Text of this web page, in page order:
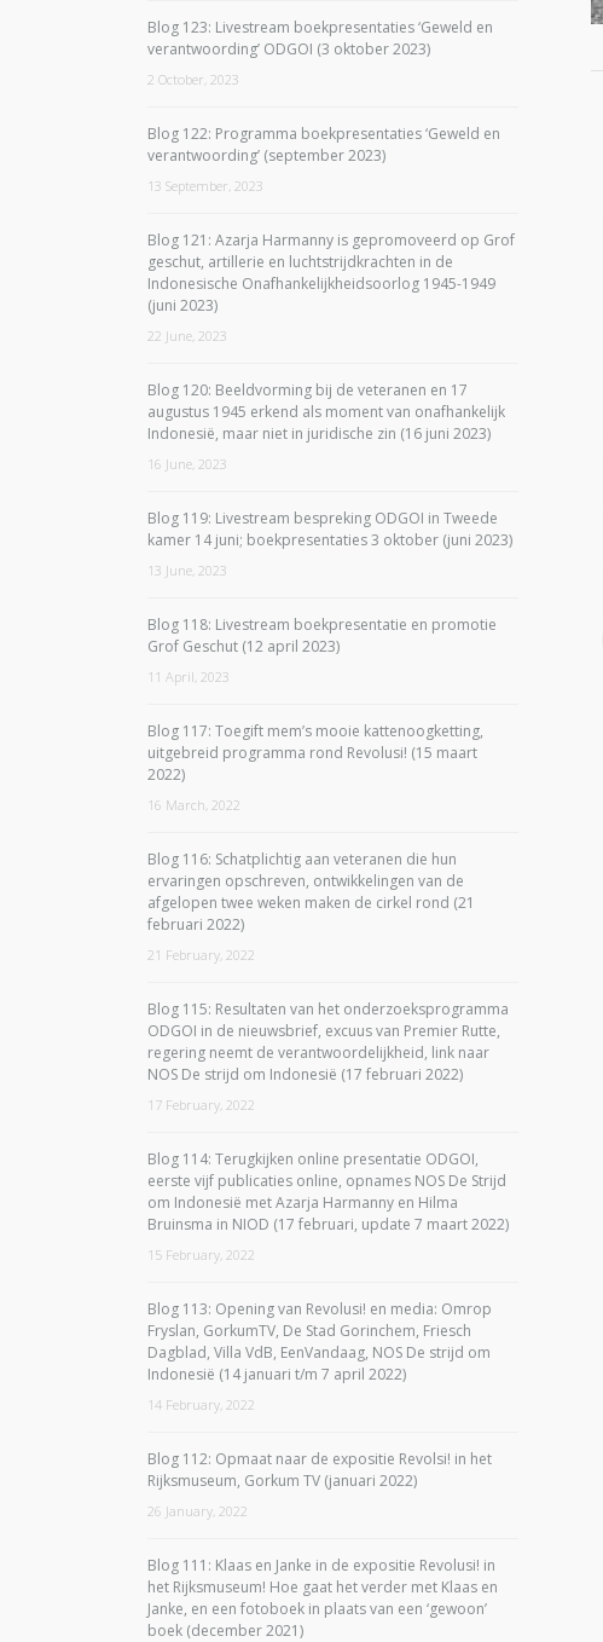
Blog 123: Livestream boekpresentaties ‘Geweld en
verantwoording’ ODGOI (3 oktober 2023)
2 October, 2023
Blog 122: Programma boekpresentaties ‘Geweld en
verantwoording’ (september 2023)
13 September, 2023
Blog 121: Azarja Harmanny is gepromoveerd op Grof
geschut, artillerie en luchtstrijdkrachten in de
Indonesische Onafhankelijkheidsoorlog 1945-1949
(juni 2023)
22 June, 2023
Blog 120: Beeldvorming bij de veteranen en 17
augustus 1945 erkend als moment van onafhankelijk
Indonesië, maar niet in juridische zin (16 juni 2023)
16 June, 2023
Blog 119: Livestream bespreking ODGOI in Tweede
kamer 14 juni; boekpresentaties 3 oktober (juni 2023)
13 June, 2023
Blog 118: Livestream boekpresentatie en promotie
Grof Geschut (12 april 2023)
11 April, 2023
Blog 117: Toegift mem’s mooie kattenoogketting,
uitgebreid programma rond Revolusi! (15 maart
2022)
16 March, 2022
Blog 116: Schatplichtig aan veteranen die hun
ervaringen opschreven, ontwikkelingen van de
afgelopen twee weken maken de cirkel rond (21
februari 2022)
21 February, 2022
Blog 115: Resultaten van het onderzoeksprogramma
ODGOI in de nieuwsbrief, excuus van Premier Rutte,
regering neemt de verantwoordelijkheid, link naar
NOS De strijd om Indonesië (17 februari 2022)
17 February, 2022
Blog 114: Terugkijken online presentatie ODGOI,
eerste vijf publicaties online, opnames NOS De Strijd
om Indonesië met Azarja Harmanny en Hilma
Bruinsma in NIOD (17 februari, update 7 maart 2022)
15 February, 2022
Blog 113: Opening van Revolusi! en media: Omrop
Fryslan, GorkumTV, De Stad Gorinchem, Friesch
Dagblad, Villa VdB, EenVandaag, NOS De strijd om
Indonesië (14 januari t/m 7 april 2022)
14 February, 2022
Blog 112: Opmaat naar de expositie Revolsi! in het
Rijksmuseum, Gorkum TV (januari 2022)
26 January, 2022
Blog 111: Klaas en Janke in de expositie Revolusi! in
het Rijksmuseum! Hoe gaat het verder met Klaas en
Janke, en een fotoboek in plaats van een ‘gewoon’
boek (december 2021)